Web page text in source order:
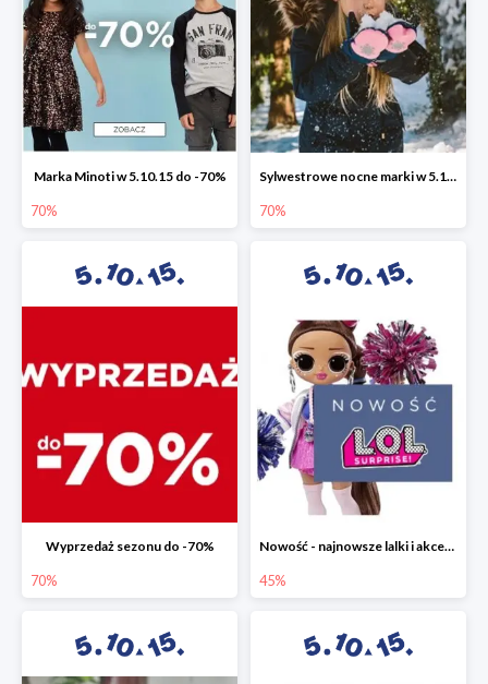
Marka Minoti w 5.10.15 do -70%
70%
Sylwestrowe nocne marki w 5.10.15 do -70%
70%
Wyprzedaż sezonu do -70%
70%
Nowość - najnowsze lalki i akcesoria L.O.L. w 5.10.15 do -45%
45%